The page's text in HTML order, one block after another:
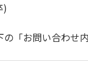
)
「お問い合わせ